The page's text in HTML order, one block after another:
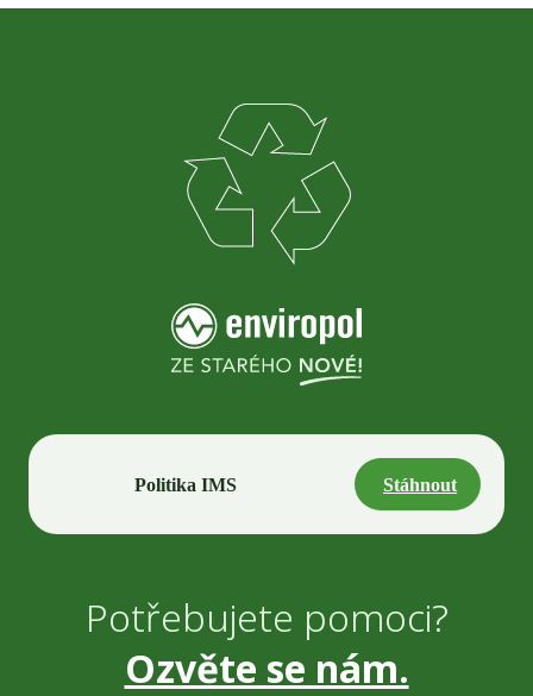
Politika IMS Stáhnout
Potřebujete pomoci?
Ozvěte se nám.